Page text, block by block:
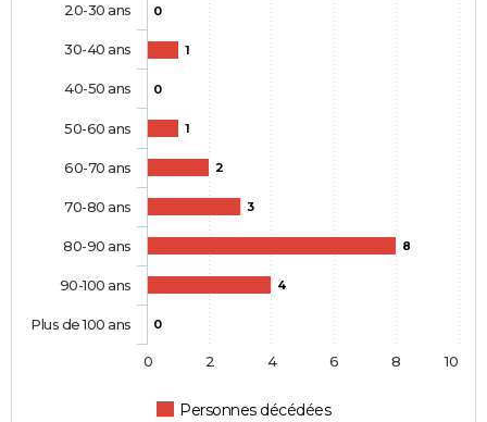
0
1
0
1
2
3
8
4
0
Personnes décédées
20-30 ans
30-40 ans
40-50 ans
50-60 ans
60-70 ans
70-80 ans
80-90 ans
90-100 ans
Plus de 100 ans
0 2 4 6 8 10